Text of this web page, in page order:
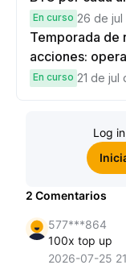
En curso 26 de
Temporada de
acciones:
una Cybertruck.
En curso 21 de jul
Log
2 Comentarios
577***864
100x top up
2026-07-25